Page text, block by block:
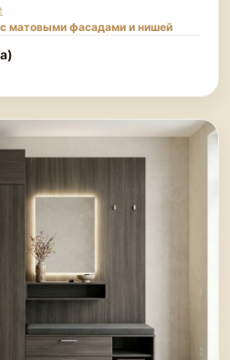
матовыми фасадами и нишей